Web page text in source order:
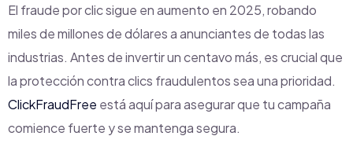
El fraude por clic sigue en aumento en 2025, robando
miles de millones de dólares a anunciantes de todas las
industrias. Antes de invertir un centavo más, es crucial que
la protección contra clics fraudulentos sea una prioridad.
ClickFraudFree está aquí para asegurar que tu campaña
comience fuerte y se mantenga segura.